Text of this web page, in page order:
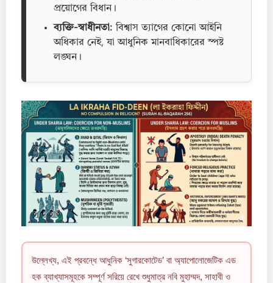
প্রয়োগের বিধান।
ব্যক্তি-স্বাধীনতা: বিশ্বাস ত্যাগের কোনো আইনি
অধিকার নেই, যা আধুনিক মানবাধিকারের স্পষ্ট
লঙ্ঘন।
উল্লেখ্য, এই প্রবন্ধে আধুনিক ‘সুগারকোটেড’ বা অ্যাপোলোজেটিক এড
হক ব্যাখ্যাসমূহকে সম্পূর্ণ সরিয়ে রেখে শুধুমাত্র নবি মুহাম্মদ, সাহাবী ও